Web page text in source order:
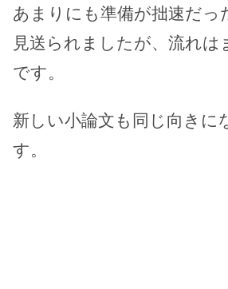
あまりにも準備が拙速だっ
見送られましたが、流れは
です。
新しい小論文も同じ向きに
す。